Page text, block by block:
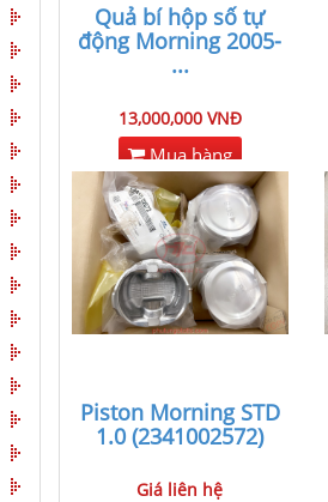
Quả bí hộp số tự
động Morning 2005-
...
13,000,000 VNĐ
Mua hàng
Piston Morning STD
1.0 (2341002572)
Giá liên hệ